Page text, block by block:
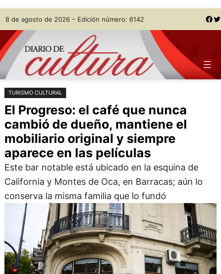
Saltar
al
contenido
Skip
to
content
8 de agosto de 2026 – Edición número: 6142 Facebook Twitter
TURISMO CULTURAL
El Progreso: el café que nunca
cambió de dueño, mantiene el
mobiliario original y siempre
aparece en las películas
Este bar notable está ubicado en la esquina de
California y Montes de Oca, en Barracas; aún lo
conserva la misma familia que lo fundó